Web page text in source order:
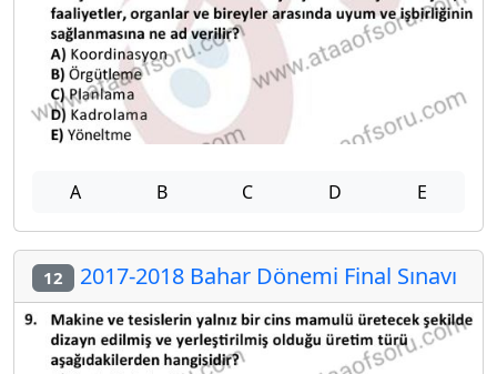
A B C D E
12 2017-2018 Bahar Dönemi Final Sınavı